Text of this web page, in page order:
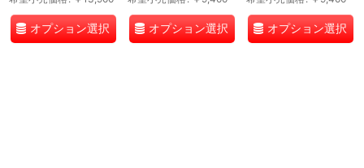
オプション選択 オプション選択 オプション選択